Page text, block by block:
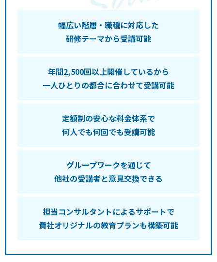
幅広い階層・職種に対応した
研修テーマから受講可能
年間2,500回以上開催しているから
一人ひとりの都合に合わせて受講可能
定額制の安心な料金体系で
何人でも何回でも受講可能
グループワークを通じて
他社の受講者と意見交換できる
担当コンサルタントによるサポートで
貴社オリジナルの教育プランも構築可能